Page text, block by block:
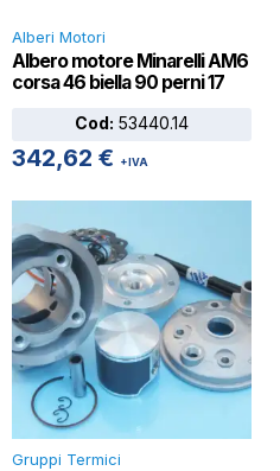
Alberi Motori
Albero motore Minarelli AM6
corsa 46 biella 90 perni 17
Cod: 53440.14
342,62 € +IVA
Gruppi Termici